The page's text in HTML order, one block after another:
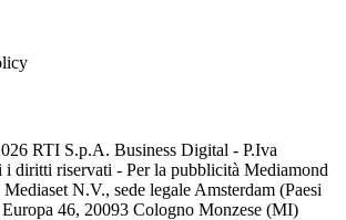
RTI S.p.A. Business Digital - P.Iva
i diritti riservati - Per la pubblicità Mediamond
N.V., sede legale Amsterdam (Paesi
46, 20093 Cologno Monzese (MI)